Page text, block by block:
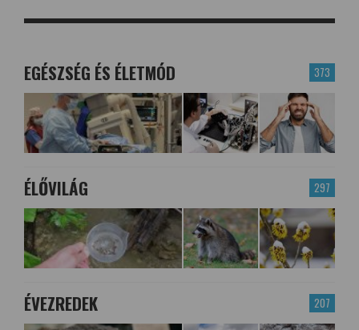
373
EGÉSZSÉG ÉS ÉLETMÓD
297
ÉLŐVILÁG
207
ÉVEZREDEK